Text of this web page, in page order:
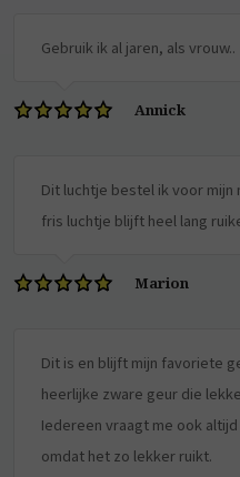
Gebruik ik al jaren, als vrouw..
Annick
Dit luchtje bestel ik voor mijn
fris luchtje blijft heel lang
Marion
Dit is en blijft mijn favoriete
heerlijke zware geur die
Iedereen vraagt me ook
omdat het zo lekker ruikt.